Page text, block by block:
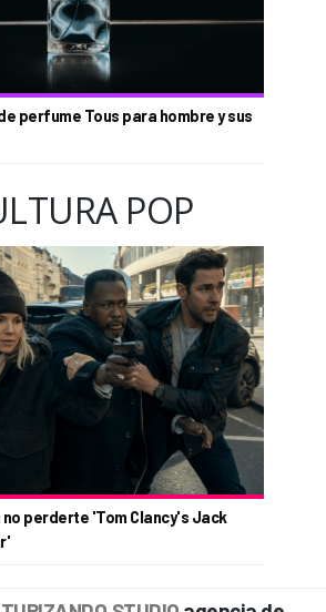
perfume Tous para hombre y sus
POP
perderte 'Tom Clancy's Jack